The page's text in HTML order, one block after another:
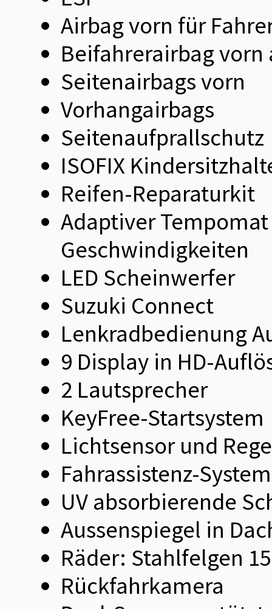
Airbag vorn für
Beifahrerairbag
Seitenairbags vorn
Vorhangairbags
Seitenaufprallschutz
ISOFIX
Reifen-Reparaturkit
Adaptiver
Geschwindigkeiten
LED Scheinwerfer
Suzuki Connect
Lenkradbedienung
9 Display in HD-
2 Lautsprecher
KeyFree-Startsystem
Lichtsensor und
Fahrassistenz-
UV absorbierende
Aussenspiegel in
Räder: Stahlfelgen
Rückfahrkamera